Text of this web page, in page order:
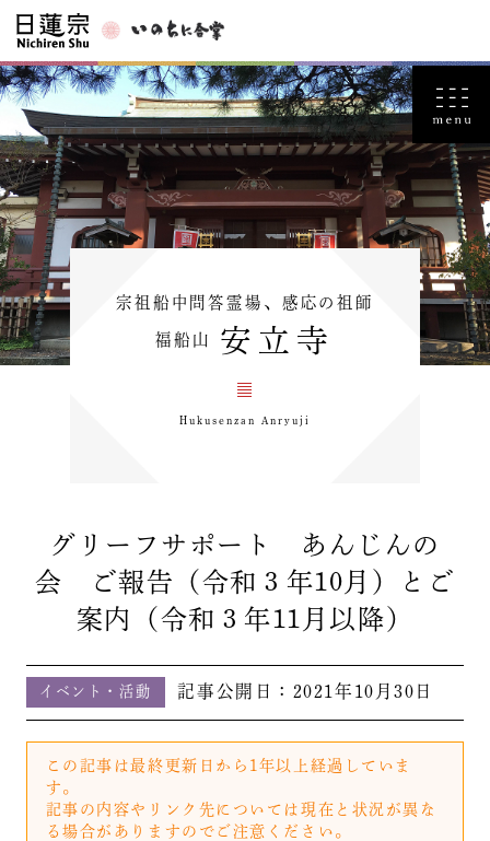
宗祖船中問答霊場、感応の祖師
福船山 安立寺
Hukusenzan Anryuji
グリーフサポート あんじんの
会 ご報告（令和３年10月）とご
案内（令和３年11月以降）
イベント・活動 記事公開日： 2021年10月30日
この記事は最終更新日から1年以上経過していま
す。
記事の内容やリンク先については現在と状況が異な
る場合がありますのでご注意ください。